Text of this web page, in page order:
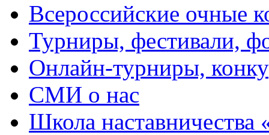
Всероссийские очные
Турниры, фестивали,
Онлайн-турниры,
СМИ о нас
Школа